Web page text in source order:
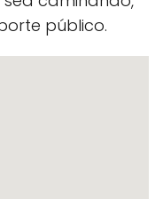
público.